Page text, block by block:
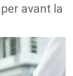
avant la